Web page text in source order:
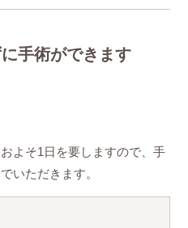
手術ができます
よそ1日を要しますので、手
いただきます。